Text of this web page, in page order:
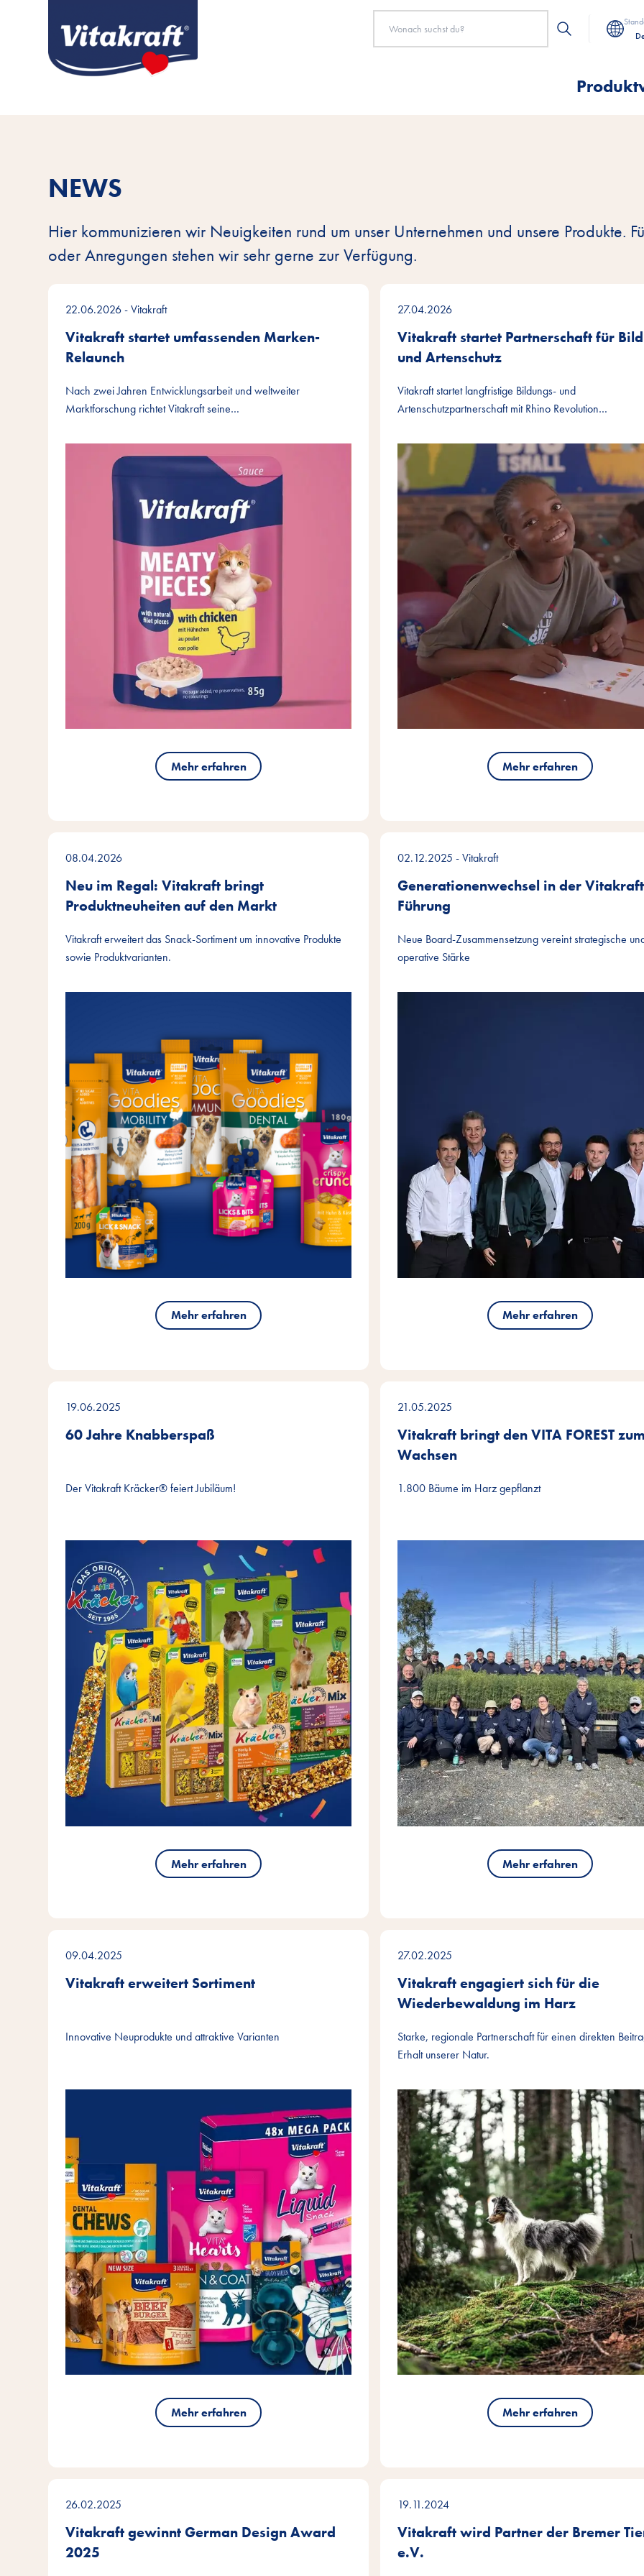
NEWS
Hier kommunizieren wir Neuigkeiten rund um unser Unternehmen und unsere Produkte.
oder Anregungen stehen wir sehr gerne zur Verfügung.
22.06.2026- Vitakraft
Vitakraft startet umfassenden Marken-
Relaunch
Nach zwei Jahren Entwicklungsarbeit und weltweiter
Marktforschung richtet Vitakraft seine…
Mehr erfahren
27.04.2026
Vitakraft startet Partnerschaft für
und Artenschutz
Vitakraft startet langfristige Bildungs- und
Artenschutzpartnerschaft mit Rhino Revolution…
Mehr erfahren
08.04.2026
Neu im Regal: Vitakraft bringt
Produktneuheiten auf den Markt
Vitakraft erweitert das Snack-Sortiment um innovative Produkte
sowie Produktvarianten.
Mehr erfahren
02.12.2025 - Vitakraft
Generationenwechsel in der Vitakraft
Führung
Neue Board-Zusammensetzung vereint strategische
operative Stärke
Mehr erfahren
19.06.2025
60 Jahre Knabberspaß
Der Vitakraft Kräcker® feiert Jubiläum!
Mehr erfahren
21.05.2025
Vitakraft bringt den VITA FOREST
Wachsen
1.800 Bäume im Harz gepflanzt
Mehr erfahren
09.04.2025
Vitakraft erweitert Sortiment
Innovative Neuprodukte und attraktive Varianten
Mehr erfahren
27.02.2025
Vitakraft engagiert sich für die
Wiederbewaldung im Harz
Starke, regionale Partnerschaft für einen direkten
Erhalt unserer Natur.
Mehr erfahren
26.02.2025
Vitakraft gewinnt German Design Award
2025
19.11.2024
Vitakraft wird Partner der Bremer
e.V.